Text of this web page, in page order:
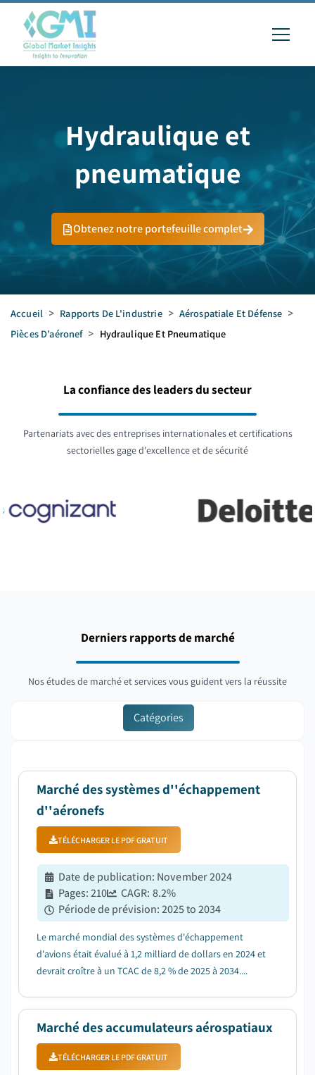
Hydraulique et
pneumatique
Obtenez notre portefeuille complet
Accueil > Rapports De L'industrie > Aérospatiale Et Défense >
Pièces D’aéronef > Hydraulique Et Pneumatique
La confiance des leaders du secteur
Partenariats avec des entreprises internationales et certifications
sectorielles gage d'excellence et de sécurité
Derniers rapports de marché
Nos études de marché et services vous guident vers la réussite
Catégories
Marché des systèmes d''échappement
d''aéronefs
TÉLÉCHARGER LE PDF GRATUIT
Date de publication: November 2024
Pages:210 CAGR: 8.2%
Période de prévision:2025 to 2034
Le marché mondial des systèmes d'échappement
d'avions était évalué à 1,2 milliard de dollars en 2024 et
devrait croître à un TCAC de 8,2 % de 2025 à 2034....
Marché des accumulateurs aérospatiaux
TÉLÉCHARGER LE PDF GRATUIT